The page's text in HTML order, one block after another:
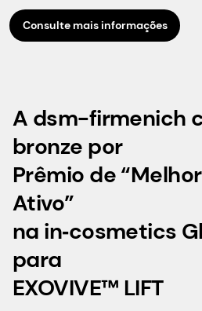
Consulte mais informações
A dsm-firmenich
bronze por
Prêmio de
Ativo”
na in‑cosmetics
para
EXOVIVE™ LIFT